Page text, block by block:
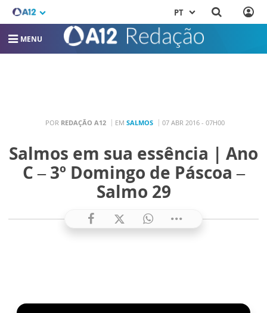
PT
MENU
POR REDAÇÃO A12 EM SALMOS 07 ABR 2016 - 07H00
Salmos em sua essência | Ano
C – 3º Domingo de Páscoa –
Salmo 29